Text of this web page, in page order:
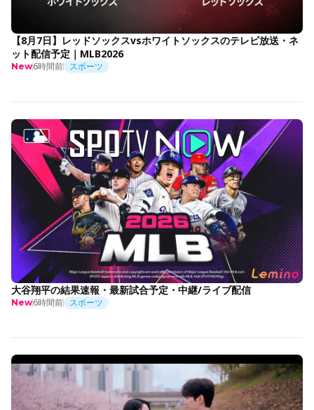
【8月7日】レッドソックスvsホワイトソックスのテレビ放送・ネ
ット配信予定｜MLB2026
New6時間前 スポーツ
大谷翔平の結果速報・最新試合予定・中継/ライブ配信
New6時間前 スポーツ